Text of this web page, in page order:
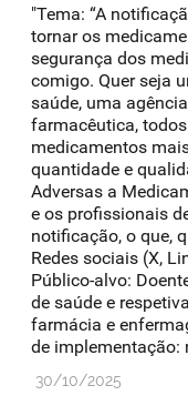
"Tema: “A
tornar os
segurança dos
comigo. Quer seja
saúde, uma
farmacêutica,
medicamentos
quantidade e
Adversas a
e os profissionais
notificação, o que,
Redes sociais (X,
Público-alvo:
de saúde e
farmácia e
de implementação:
30/10/2025